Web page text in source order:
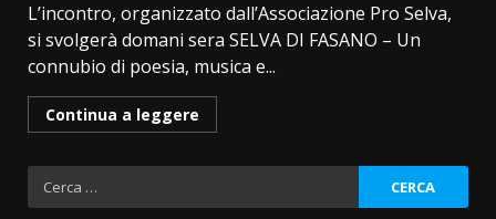
L’incontro, organizzato dall’Associazione Pro Selva,
si svolgerà domani sera SELVA DI FASANO – Un
connubio di poesia, musica e...
Continua a leggere
Ricerca
per: